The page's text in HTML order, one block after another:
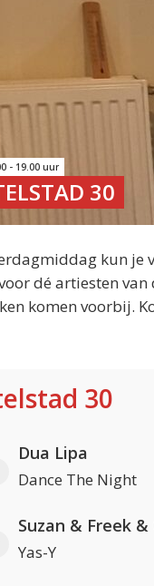
- 19.00 uur
30
kun je
dé artiesten
komen voorbij.
30
Dua Lipa
Dance The Night
Suzan & Freek &
Yas-Y